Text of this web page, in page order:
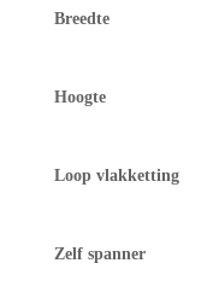
Breedte
Hoogte
Loop vlakketting
Zelf spanner